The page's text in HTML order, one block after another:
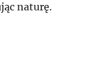
naturę.